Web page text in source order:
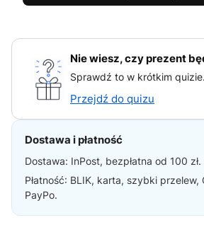
Nie wiesz, czy prezent
Sprawdź to w krótkim quizie.
Przejdź do quizu
Dostawa i płatność
Dostawa: InPost, bezpłatna od 100 zł.
Płatność: BLIK, karta, szybki przelew,
PayPo.